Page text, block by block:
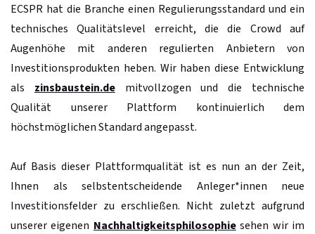
ECSPR hat die Branche einen Regulierungsstandard und ein
technisches Qualitätslevel erreicht, die die Crowd auf
Augenhöhe mit anderen regulierten Anbietern von
Investitionsprodukten heben. Wir haben diese Entwicklung
als zinsbaustein.demitvollzogen und die technische
Qualität unserer Plattform kontinuierlich dem
höchstmöglichen Standard angepasst.
Auf Basis dieser Plattformqualität ist es nun an der Zeit,
Ihnen als selbstentscheidende Anleger*innen neue
Investitionsfelder zu erschließen. Nicht zuletzt aufgrund
unserer eigenen Nachhaltigkeitsphilosophiesehen wir im